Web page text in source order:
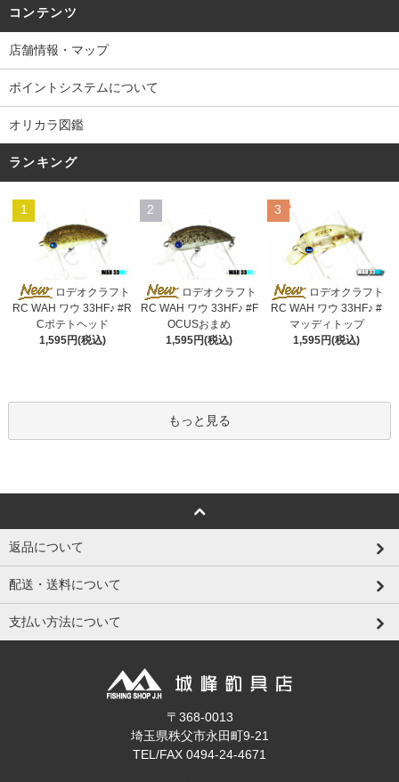
コンテンツ
店舗情報・マップ
ポイントシステムについて
オリカラ図鑑
ランキング
1
ロデオクラフト
RC WAH ワウ 33HF♪ #R
Cポテトヘッド
1,595円(税込)
2
ロデオクラフト
RC WAH ワウ 33HF♪ #F
OCUSおまめ
1,595円(税込)
3
ロデオクラフト
RC WAH ワウ 33HF♪ #
マッディトップ
1,595円(税込)
もっと見る
返品について
配送・送料について
支払い方法について
〒368-0013
埼玉県秩父市永田町9-21
TEL/FAX 0494-24-4671